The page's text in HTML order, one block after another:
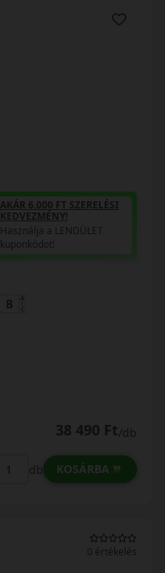
AKÁR 6.000 FT SZERELÉSI
KEDVEZMÉNY!
Használja a LENDÜLET
kuponkódot!
38 490 Ft/db
db KOSÁRBA
0 értékelés